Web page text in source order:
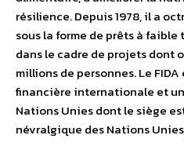
résilience. Depuis 1978, il a
sous la forme de prêts à faible
dans le cadre de projets dont
millions de personnes. Le
financière internationale et
Nations Unies dont le siège
névralgique des Nations